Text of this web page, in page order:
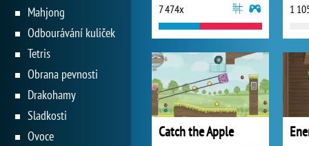
7 474x 1
Catch the Apple
Mahjong
Odbourávání kuliček
Tetris
Obrana pevnosti
Drakohamy
Sladkosti
Ovoce